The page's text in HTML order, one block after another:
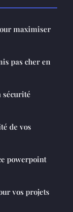
maximiser
pas cher en
sécurité
de vos
powerpoint
vos projets